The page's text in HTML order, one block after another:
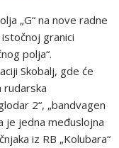
„G“ na nove radne
granici
polјa“.
Skobalј, gde će
rudarska
2“, „bandvagen
je jedna međuslojna
iz RB „Kolubara“